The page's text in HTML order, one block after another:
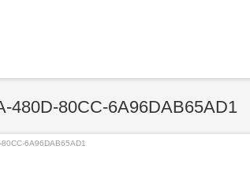
480D-80CC-6A96DAB65AD1
6A96DAB65AD1